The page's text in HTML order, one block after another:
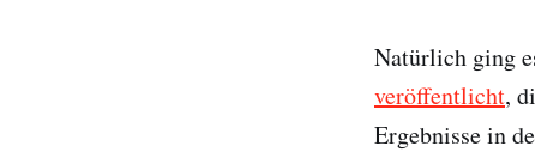
Natürlich ging
veröffentlicht,
Ergebnisse in